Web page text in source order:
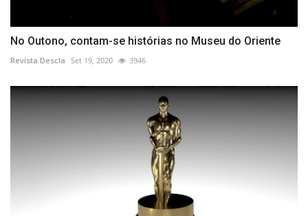
No Outono, contam-se histórias no Museu do Oriente
Revista Descla Set 19, 2020 3946